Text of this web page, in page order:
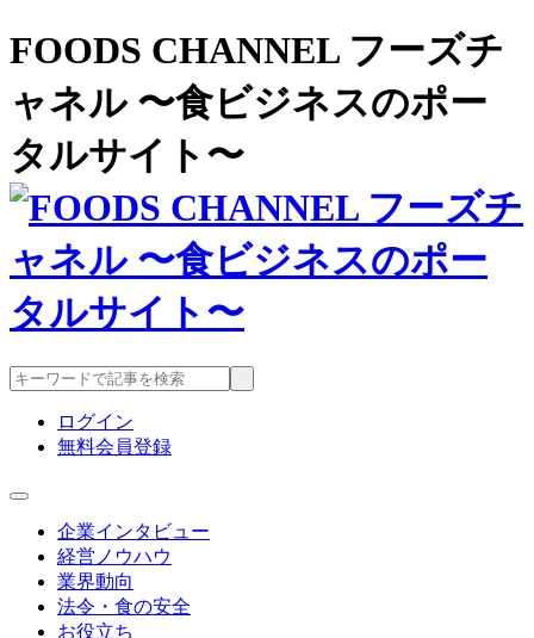
FOODS CHANNEL フーズチ
ャネル 〜食ビジネスのポー
タルサイト〜
ログイン
無料会員登録
企業インタビュー
経営ノウハウ
業界動向
法令・食の安全
お役立ち